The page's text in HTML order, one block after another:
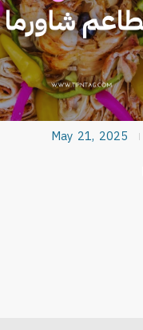
May 21, 2025